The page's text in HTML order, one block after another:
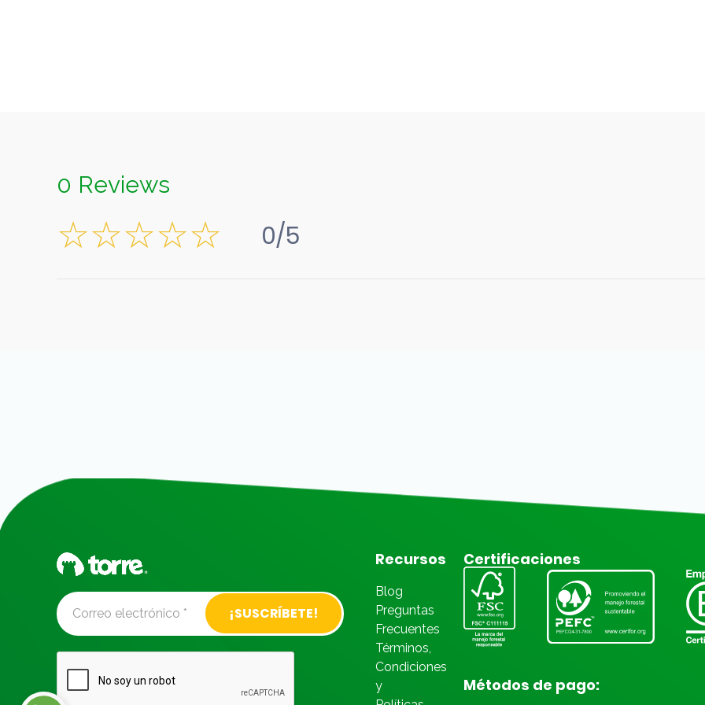
0 Reviews
0/5
Alternative:
Recursos
Blog
Preguntas
Frecuentes
Términos,
Condiciones
y
Certificaciones
Métodos de pago: